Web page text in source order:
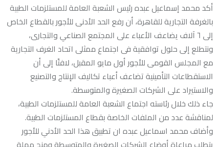
أكد محمد إسماعيل عبده رئيس الشعبة العامة للمستلزمات الطبية
بالغرفة التجارية للقاهرة، أن رفع الحد الأدنى للأجور بالقطاع الخاص
إلى ٦ آلاف يضاعف الأعباء على المجتمع الصناعي والتجارى،
ونتطلع إلى حلول توافقية فى اجتماع ممثلى اتحاد الغرف التجارية
مع المجلس القومى للأجور أول مايو المقبل، لافتًا إلى أن
الاستقطاعات التأمينية تضاعف أعباء تكاليف الإنتاج والتصنيع
والاستيراد على الشركات الصغيرة والمتوسطة.
جاء ذلك خلال رئاسته اجتماع الشعبة العامة للمستلزمات الطبية،
لمناقشة عدد من الملفات الخاصة بقطاع المستلزمات الطبية.
وأضاف محمد اسماعيل عبده ان تطبيق هذا الحد الأدني للأجور